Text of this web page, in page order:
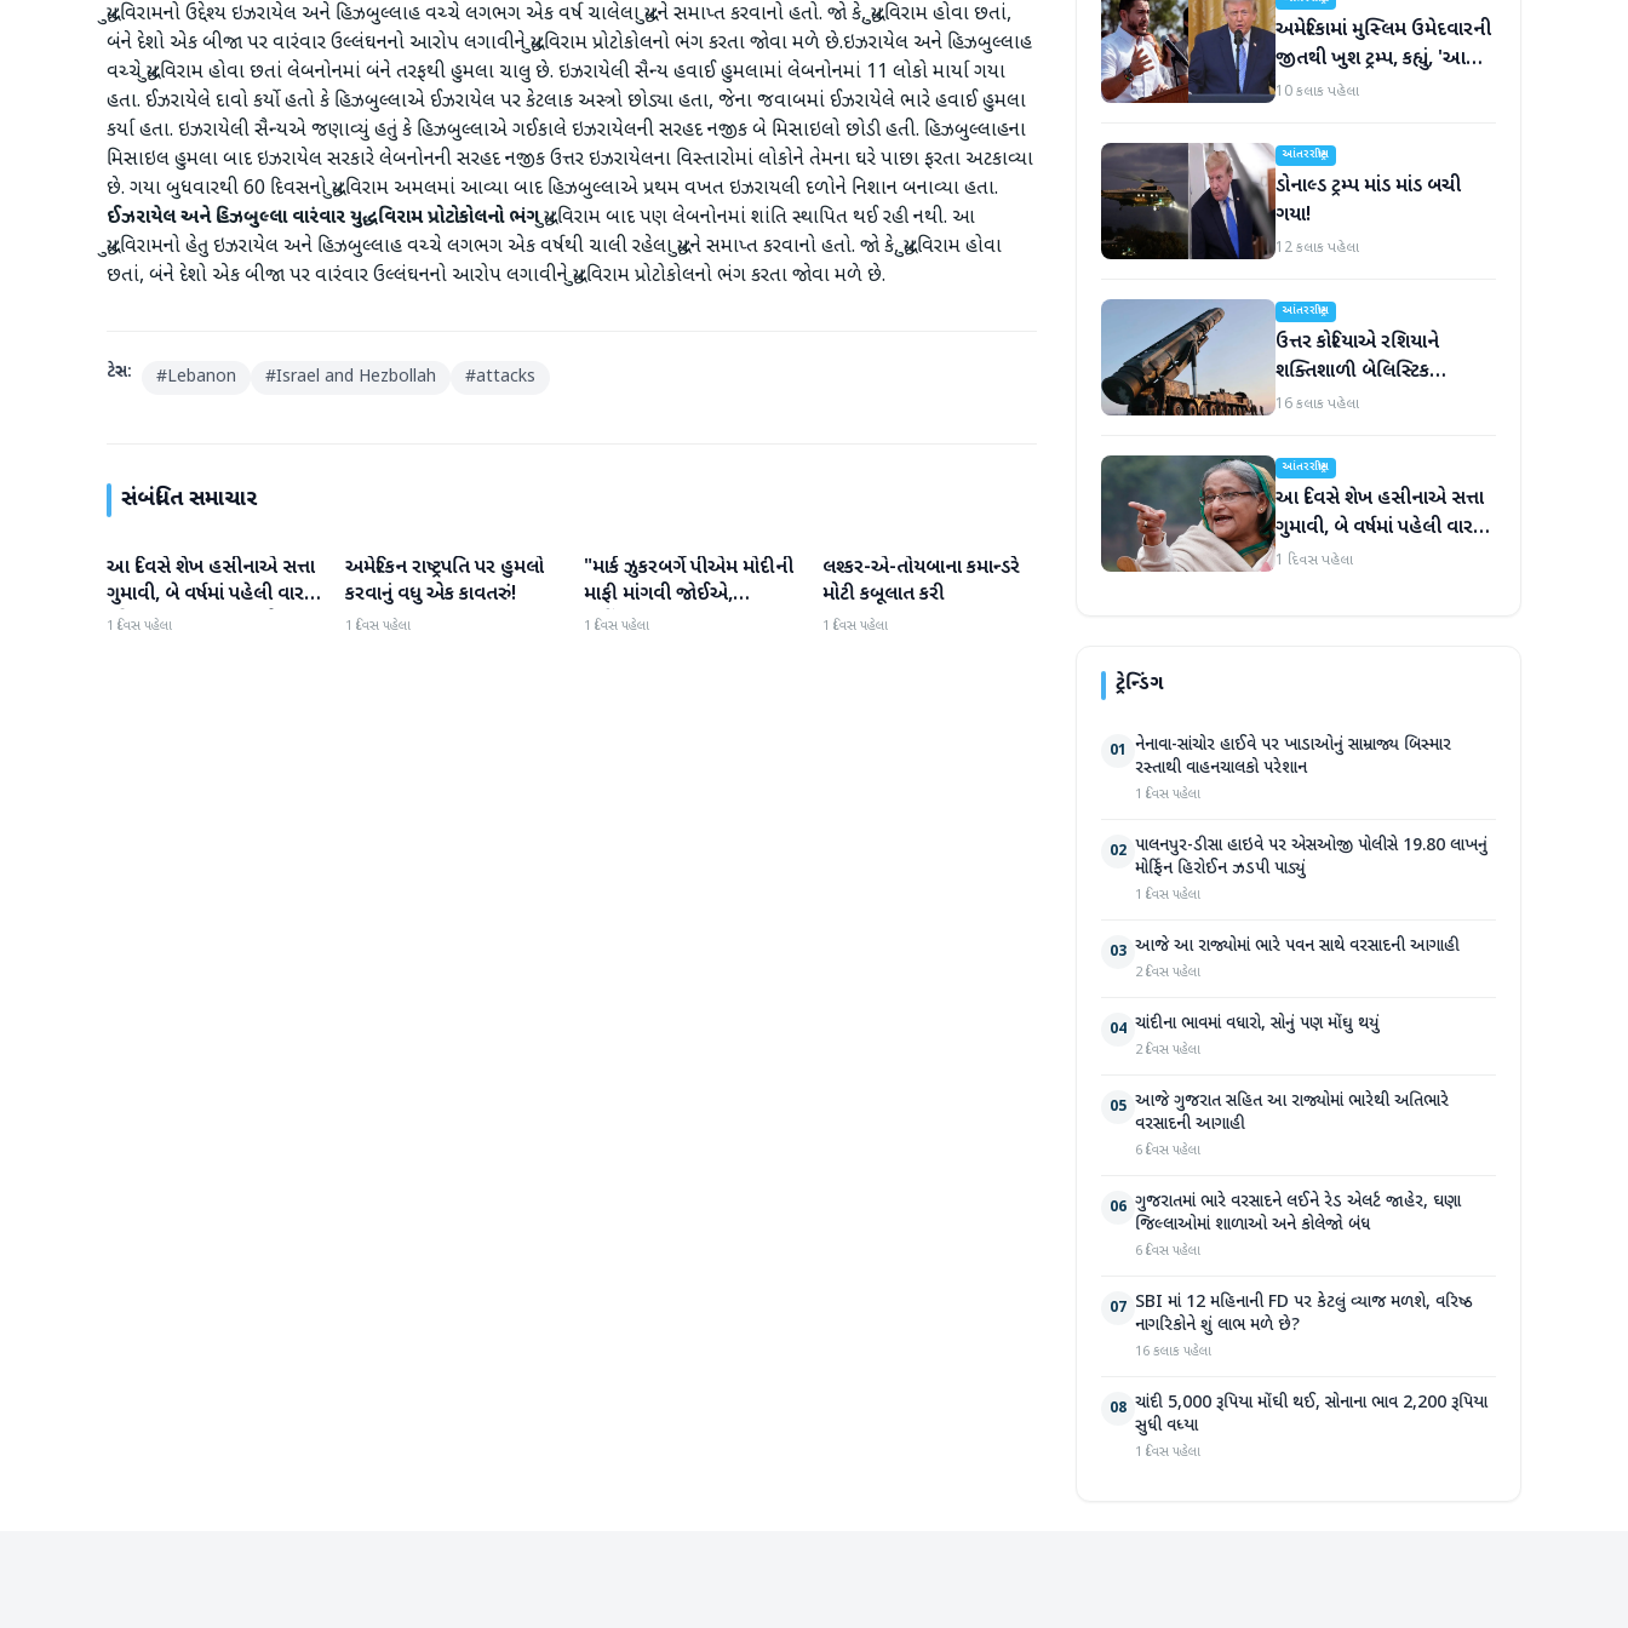
યુદ્ધવિરામનો ઉદ્દેશ્ય ઇઝરાયેલ અને હિઝબુલ્લાહ વચ્ચે લગભગ એક વર્ષ ચાલેલા યુદ્ધને સમાપ્ત કરવાનો હતો. જો કે, યુદ્ધવિરામ હોવા છતાં,
બંને દેશો એક બીજા પર વારંવાર ઉલ્લંઘનનો આરોપ લગાવીને યુદ્ધવિરામ પ્રોટોકોલનો ભંગ કરતા જોવા મળે છે.ઇઝરાયેલ અને હિઝબુલ્લાહ
વચ્ચે યુદ્ધવિરામ હોવા છતાં લેબનોનમાં બંને તરફથી હુમલા ચાલુ છે. ઇઝરાયેલી સૈન્ય હવાઈ હુમલામાં લેબનોનમાં 11 લોકો માર્યા ગયા
હતા. ઈઝરાયેલે દાવો કર્યો હતો કે હિઝબુલ્લાએ ઈઝરાયેલ પર કેટલાક અસ્ત્રો છોડ્યા હતા, જેના જવાબમાં ઈઝરાયેલે ભારે હવાઈ હુમલા
કર્યા હતા. ઇઝરાયેલી સૈન્યએ જણાવ્યું હતું કે હિઝબુલ્લાએ ગઈકાલે ઇઝરાયેલની સરહદ નજીક બે મિસાઇલો છોડી હતી. હિઝબુલ્લાહના
મિસાઇલ હુમલા બાદ ઇઝરાયેલ સરકારે લેબનોનની સરહદ નજીક ઉત્તર ઇઝરાયેલના વિસ્તારોમાં લોકોને તેમના ઘરે પાછા ફરતા અટકાવ્યા
છે. ગયા બુધવારથી 60 દિવસનો યુદ્ધવિરામ અમલમાં આવ્યા બાદ હિઝબુલ્લાએ પ્રથમ વખત ઇઝરાયલી દળોને નિશાન બનાવ્યા હતા.
ઈઝરાયેલઅને હિઝબુલ્લા વારંવારયુદ્ધવિરામપ્રોટોકોલનો ભંગયુદ્ધવિરામ બાદ પણ લેબનોનમાં શાંતિ સ્થાપિત થઈ રહી નથી. આ
યુદ્ધવિરામનો હેતુ ઇઝરાયેલ અને હિઝબુલ્લાહ વચ્ચે લગભગ એક વર્ષથી ચાલી રહેલા યુદ્ધને સમાપ્ત કરવાનો હતો. જો કે, યુદ્ધવિરામ હોવા
છતાં, બંને દેશો એક બીજા પર વારંવાર ઉલ્લંઘનનો આરોપ લગાવીને યુદ્ધવિરામ પ્રોટોકોલનો ભંગ કરતા જોવા મળે છે.
ટેગ્સ: #Lebanon #Israel and Hezbollah #attacks
સંબંધિત સમાચાર
આંતરરાષ્ટ્રીય
આ દિવસે શેખ હસીનાએ સત્તા
ગુમાવી, બે વર્ષમાં પહેલી વાર
દુનિયા સમક્ષ હાજર થશે
1 દિવસ પહેલા
આંતરરાષ્ટ્રીય
અમેરિકન રાષ્ટ્રપતિ પર હુમલો
કરવાનું વધુ એક કાવતરું!
1 દિવસ પહેલા
આંતરરાષ્ટ્રીય
"માર્ક ઝુકરબર્ગે પીએમ મોદીની
માફી માંગવી જોઈએ,
નહીંતર..."
1 દિવસ પહેલા
આંતરરાષ્ટ્રીય
લશ્કર-એ-તોયબાના કમાન્ડરે
મોટી કબૂલાત કરી
1 દિવસ પહેલા
અમેરિકામાં મુસ્લિમ ઉમેદવારની
જીતથી ખુશ ટ્રમ્પ, કહ્યું, 'આ
અમારા માટે સારા સમાચાર છે'
10 કલાક પહેલા
આંતરરાષ્ટ્રીય
ડોનાલ્ડ ટ્રમ્પ માંડ માંડ બચી
ગયા!
12 કલાક પહેલા
આંતરરાષ્ટ્રીય
ઉત્તર કોરિયાએ રશિયાને
શક્તિશાળી બેલિસ્ટિક
મિસાઇલ આપી, યુક્રેન ગુસ્સે
16 કલાક પહેલા
આંતરરાષ્ટ્રીય
આ દિવસે શેખ હસીનાએ સત્તા
ગુમાવી, બે વર્ષમાં પહેલી વાર
દુનિયા સમક્ષ હાજર થશે
1 દિવસ પહેલા
ટ્રેન્ડિંગ
01 નેનાવા-સાંચોર હાઈવે પર ખાડાઓનું સામ્રાજ્ય બિસ્માર
રસ્તાથી વાહનચાલકો પરેશાન
1 દિવસ પહેલા
02 પાલનપુર-ડીસા હાઇવે પર એસઓજી પોલીસે 19.80 લાખનું
મોર્ફિન હિરોઈન ઝડપી પાડ્યું
1 દિવસ પહેલા
03 આજે આ રાજ્યોમાં ભારે પવન સાથે વરસાદની આગાહી
2 દિવસ પહેલા
04 ચાંદીના ભાવમાં વધારો, સોનું પણ મોંઘુ થયું
2 દિવસ પહેલા
05 આજે ગુજરાત સહિત આ રાજ્યોમાં ભારેથી અતિભારે
વરસાદની આગાહી
6 દિવસ પહેલા
06 ગુજરાતમાં ભારે વરસાદને લઈને રેડ એલર્ટ જાહેર, ઘણા
જિલ્લાઓમાં શાળાઓ અને કોલેજો બંધ
6 દિવસ પહેલા
07 SBI માં 12 મહિનાની FD પર કેટલું વ્યાજ મળશે, વરિષ્ઠ
નાગરિકોને શું લાભ મળે છે?
16 કલાક પહેલા
08 ચાંદી 5,000 રૂપિયા મોંઘી થઈ, સોનાના ભાવ 2,200 રૂપિયા
સુધી વધ્યા
1 દિવસ પહેલા